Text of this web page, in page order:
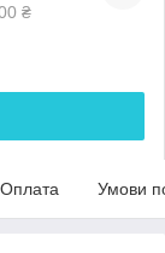
₴
Оплата Умови